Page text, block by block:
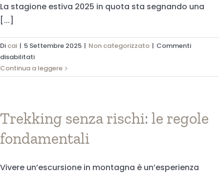
La stagione estiva 2025 in quota sta segnando una
[...]
Di cai | 5 Settembre 2025 | Non categorizzato | Commenti
disabilitatisu
Montagna
sicura
i
consigli
essenziali
per
gli
Continua a leggere
Trekking senza rischi: le regole
fondamentali
Vivere un’escursione in montagna è un’esperienza